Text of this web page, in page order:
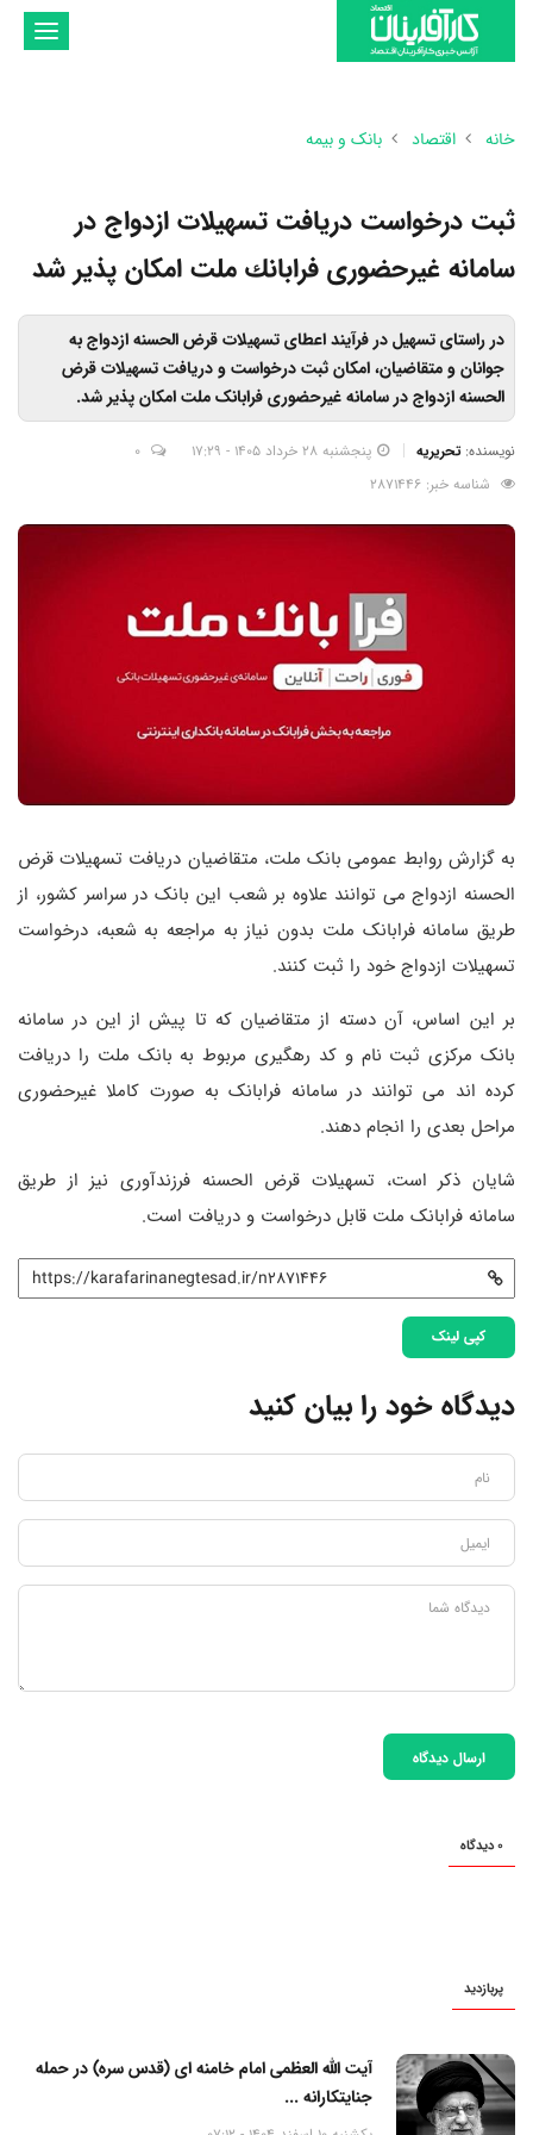
تغییر
خانه
اقتصاد بانک و بیمه
ثبت درخواست دریافت تسهیلات ازدواج در
سامانه غیرحضوری فرابانك ملت امكان پذیر شد
در راستای تسهیل در فرآیند اعطای تسهیلات قرض الحسنه ازدواج به
جوانان و متقاضیان، امکان ثبت درخواست و دریافت تسهیلات قرض
الحسنه ازدواج در سامانه غیرحضوری فرابانک ملت امکان پذیر شد.
نویسنده: تحریریه پنجشنبه 28 خرداد 1405 - 17:29
0
شناسه خبر: 2871446
به گزارش روابط عمومی بانک ملت، متقاضیان دریافت تسهیلات قرض
الحسنه ازدواج می توانند علاوه بر شعب این بانک در سراسر کشور، از
طریق سامانه فرابانک ملت بدون نیاز به مراجعه به شعبه، درخواست
تسهیلات ازدواج خود را ثبت کنند.
بر این اساس، آن دسته از متقاضیان که تا پیش از این در سامانه
بانک مرکزی ثبت نام و کد رهگیری مربوط به بانک ملت را دریافت
کرده اند می توانند در سامانه فرابانک به صورت کاملا غیرحضوری
مراحل بعدی را انجام دهند.
شایان ذکر است، تسهیلات قرض الحسنه فرزندآوری نیز از طریق
سامانه فرابانک ملت قابل درخواست و دریافت است.
کپی لینک
دیدگاه خود را بیان کنید
ارسال دیدگاه
0 دیدگاه
پربازدید
آیت الله العظمی امام خامنه ای (قدس سره) در حمله
جنایتکارانه ...